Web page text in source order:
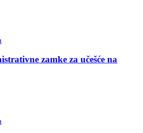
zamke za učešće na